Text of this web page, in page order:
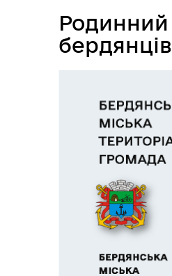
Родинний
бердянців